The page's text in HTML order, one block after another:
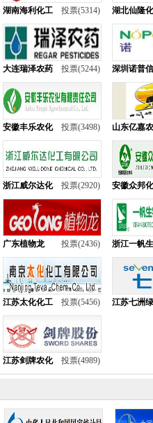
湖南海利化工 投票(5314) 湖北仙隆
大连瑞泽农药 投票(5244) 深圳诺普信
安徽丰乐农化 投票(3498) 山东亿嘉
浙江威尔达化 投票(2920) 安徽众邦
广东植物龙 投票(2436) 浙江一帆
江苏太化化工 投票(5456) 江苏七洲
江苏剑牌农化 投票(4989)